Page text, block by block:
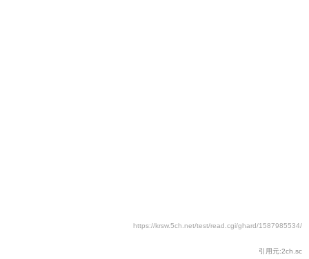
https://krsw.5ch.net/test/read.cgi/ghard/1587985534/
引用元:2ch.sc